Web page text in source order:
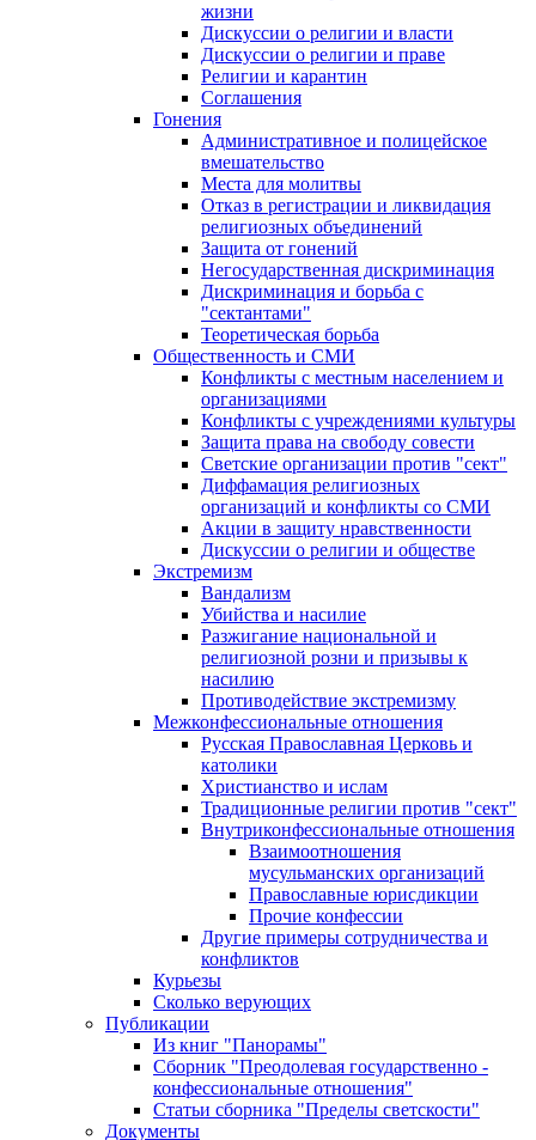
жизни
Дискуссии о религии и власти
Дискуссии о религии и праве
Религии и карантин
Соглашения
Гонения
Административное и полицейское
вмешательство
Места для молитвы
Отказ в регистрации и ликвидация
религиозных объединений
Защита от гонений
Негосударственная дискриминация
Дискриминация и борьба с
"сектантами"
Теоретическая борьба
Общественность и СМИ
Конфликты с местным населением и
организациями
Конфликты с учреждениями культуры
Защита права на свободу совести
Светские организации против "сект"
Диффамация религиозных
организаций и конфликты со СМИ
Акции в защиту нравственности
Дискуссии о религии и обществе
Экстремизм
Вандализм
Убийства и насилие
Разжигание национальной и
религиозной розни и призывы к
насилию
Противодействие экстремизму
Межконфессиональные отношения
Русская Православная Церковь и
католики
Христианство и ислам
Традиционные религии против "сект"
Внутриконфессиональные отношения
Взаимоотношения
мусульманских организаций
Православные юрисдикции
Прочие конфессии
Другие примеры сотрудничества и
конфликтов
Курьезы
Сколько верующих
Публикации
Из книг "Панорамы"
Сборник "Преодолевая государственно -
конфессиональные отношения"
Статьи сборника "Пределы светскости"
Документы